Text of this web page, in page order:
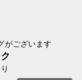
がございます